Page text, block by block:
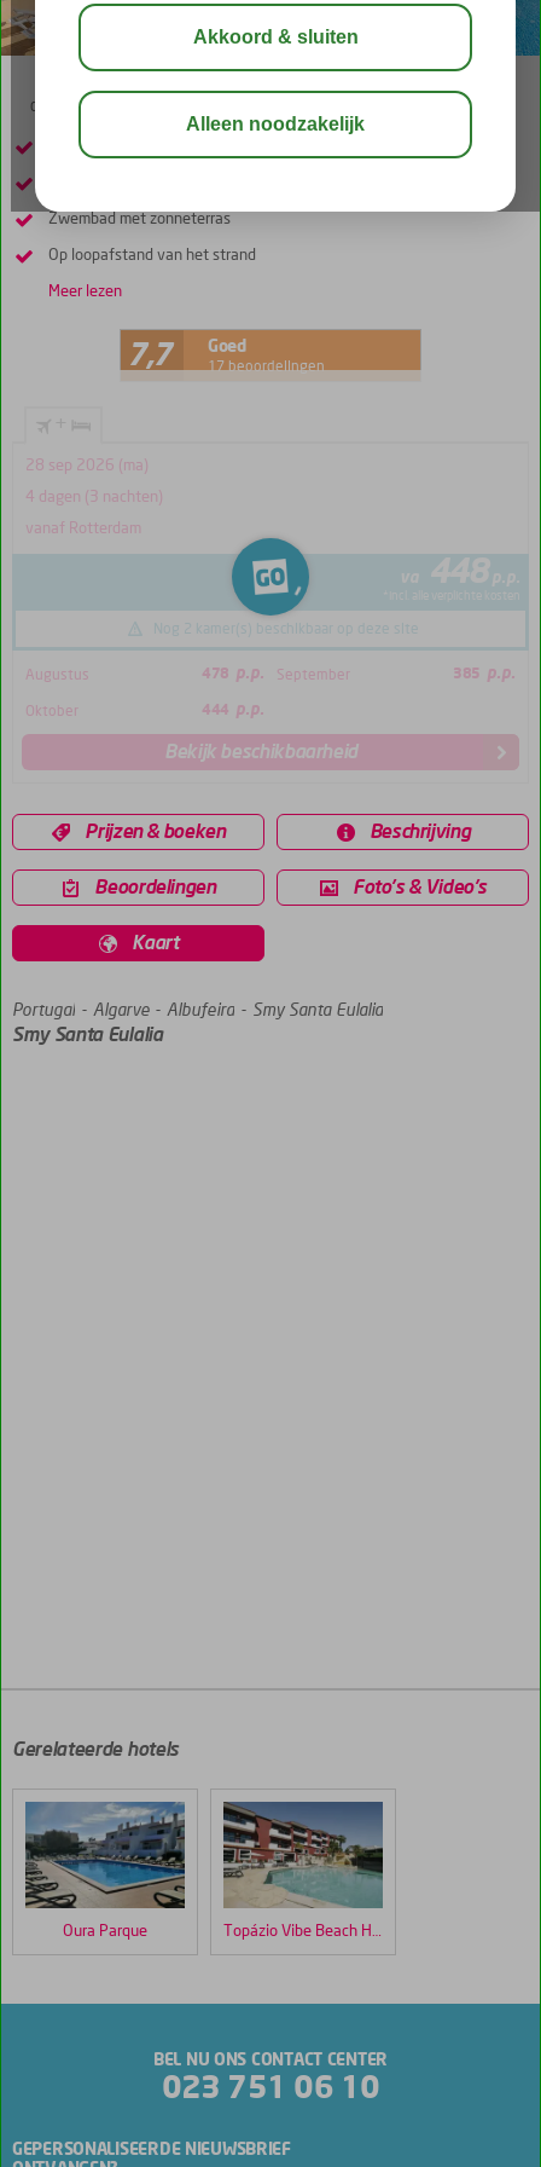
02:45 bewaar
Alleen boekbaar bij GOfun!
Zwembad met zonneterras
Op loopafstand van het strand
Meer lezen
7,7 Goed
17 beoordelingen
28 sep 2026 (ma)
4 dagen (3 nachten)
vanaf Rotterdam
va 448 p.p.
*incl. alle verplichte kosten
Nog 2 kamer(s) beschikbaar op deze site
Augustus 478 p.p. September 385 p.p.
Oktober 444 p.p.
Bekijk beschikbaarheid
Prijzen & boeken Beschrijving
Beoordelingen Foto's & Video's
Kaart
Home
Portugal Algarve Albufeira Smy Santa Eulalia
Smy Santa Eulalia
door
gegeven
na
hun
verblijf
dan
Gerelateerde hotels
Oura Parque Topázio Vibe Beach Hotel & Apartments
BEL NU ONS CONTACT CENTER
023 751 06 10
GEPERSONALISEERDE NIEUWSBRIEF